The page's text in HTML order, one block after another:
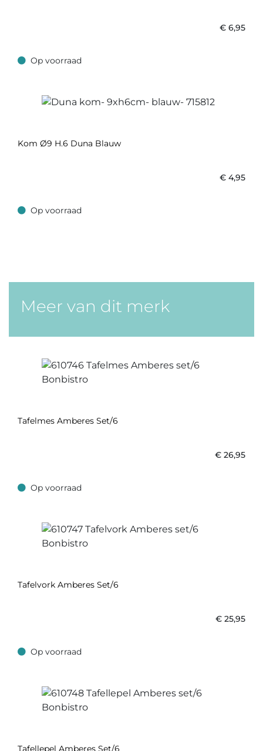
€ 6,95
Op voorraad
Op voorraad
Kom Ø9 H.6 Duna Blauw
€ 4,95
Op voorraad
Op voorraad
Meer van dit merk
Tafelmes Amberes Set/6
€ 26,95
Op voorraad
Op voorraad
Tafelvork Amberes Set/6
€ 25,95
Op voorraad
Op voorraad
Tafellepel Amberes Set/6